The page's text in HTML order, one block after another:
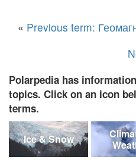
« Previous term:
Polarpedia has
topics. Click on an icon
terms.
Ice & Snow